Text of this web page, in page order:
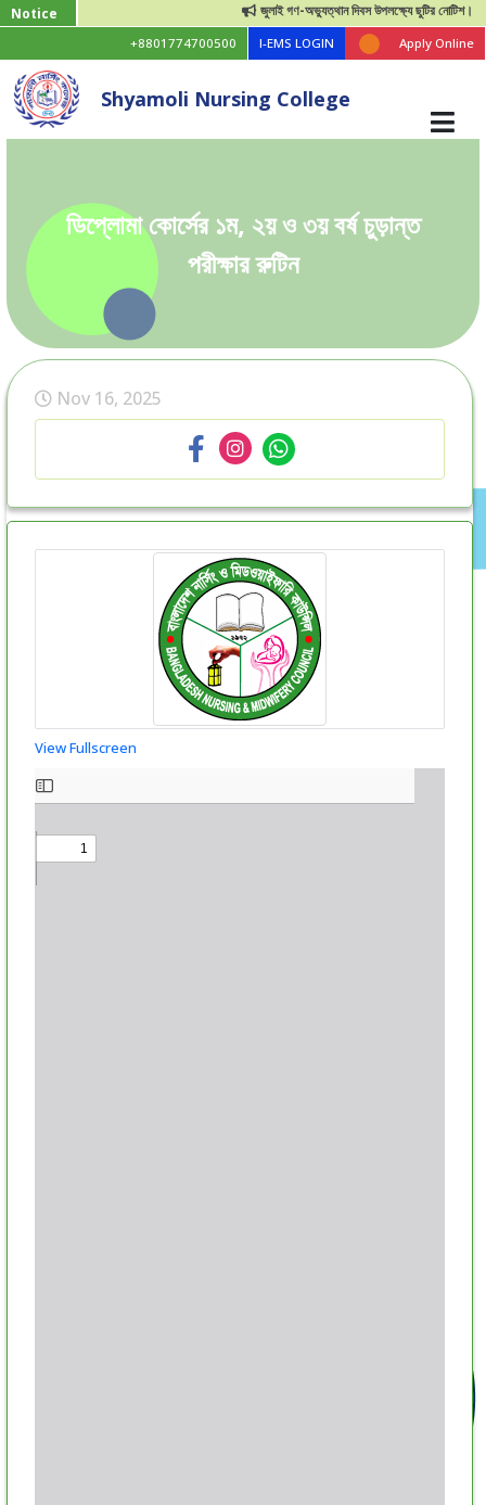
Notice জুলাই গণ-অভ্যুত্থান দিবস উপলক্ষ্যে ছুটির নোটিশ।
+8801774700500 I-EMS LOGIN Apply Online
Shyamoli Nursing College
ডিপ্লোমা কোর্সের ১ম, ২য় ও ৩য় বর্ষ চুড়ান্ত
পরীক্ষার রুটিন
Nov 16, 2025
View Fullscreen
to
PDF
content